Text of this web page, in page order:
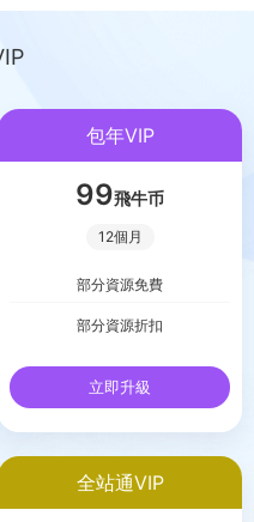
包年VIP
99飛牛币
12個月
部分資源免費
部分資源折扣
立即升級
全站通VIP